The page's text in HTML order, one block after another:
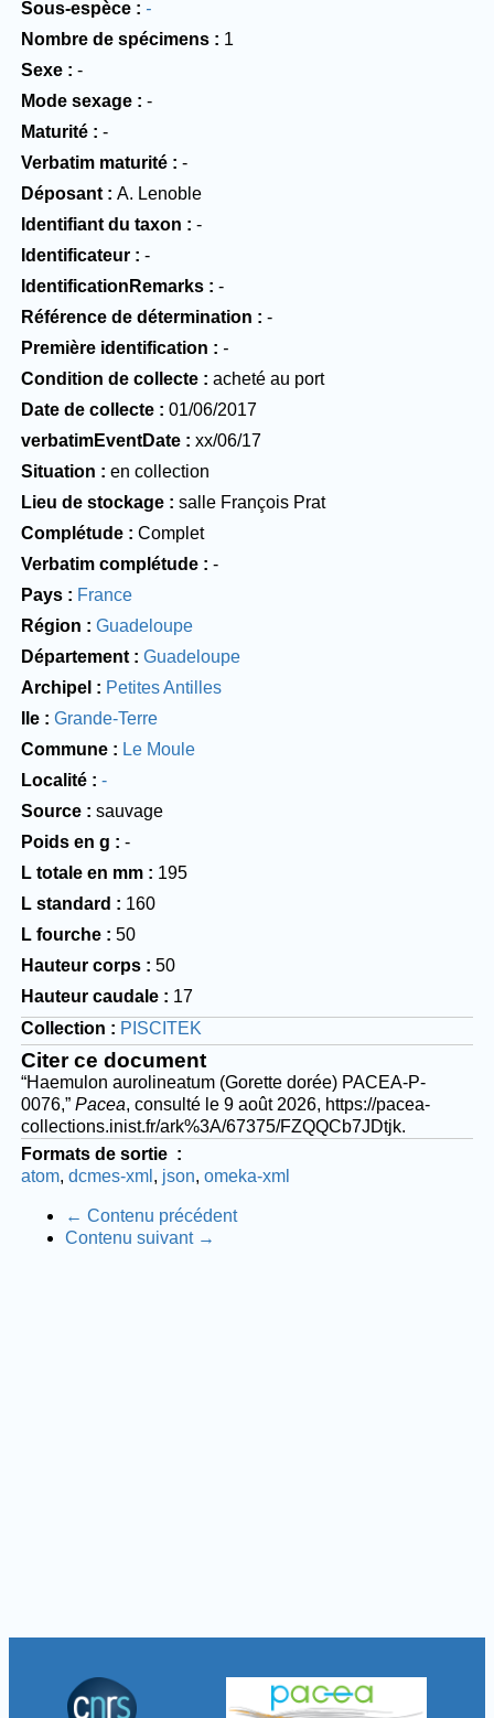
Sous-espèce
-
Nombre de spécimens
1
Sexe
-
Mode sexage
-
Maturité
-
Verbatim maturité
-
Déposant
A. Lenoble
Identifiant du taxon
-
Identificateur
-
IdentificationRemarks
-
Référence de détermination
-
Première identification
-
Condition de collecte
acheté au port
Date de collecte
01/06/2017
verbatimEventDate
xx/06/17
Situation
en collection
Lieu de stockage
salle François Prat
Complétude
Complet
Verbatim complétude
-
Pays
France
Région
Guadeloupe
Département
Guadeloupe
Archipel
Petites Antilles
Ile
Grande-Terre
Commune
Le Moule
Localité
-
Source
sauvage
Poids en g
-
L totale en mm
195
L standard
160
L fourche
50
Hauteur corps
50
Hauteur caudale
17
Collection
PISCITEK
Citer ce document
“Haemulon aurolineatum (Gorette dorée) PACEA-P-
0076,” Pacea, consulté le 9 août 2026, https://pacea-
collections.inist.fr/ark%3A/67375/FZQQCb7JDtjk.
Formats de sortie
atom dcmes-xml json omeka-xml
← Contenu précédent
Contenu suivant →